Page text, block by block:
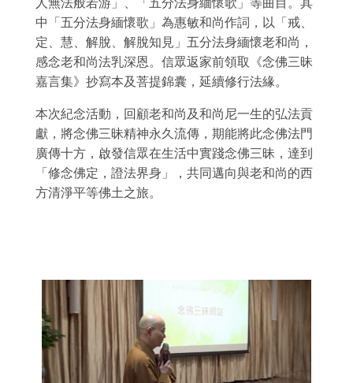
人無法般若游」、「五分法身緬懷歌」等曲目。其
中「五分法身緬懷歌」為惠敏和尚作詞，以「戒、
定、慧、解脫、解脫知見」五分法身緬懷老和尚，
感念老和尚法乳深恩。信眾返家前領取《念佛三昧
嘉言集》抄寫本及菩提錦囊，延續修行法緣。
本次紀念活動，回顧老和尚及和尚尼一生的弘法貢
獻，將念佛三昧精神永久流傳，期能將此念佛法門
廣傳十方，啟發信眾在生活中實踐念佛三昧，達到
「修念佛定，證法界身」，共同邁向與老和尚的西
方清淨平等佛土之旅。